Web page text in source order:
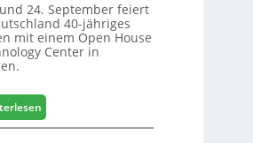
+
H
o
2
0
24. September feiert
40-jähriges
mit einem Open House
Center in
:
4